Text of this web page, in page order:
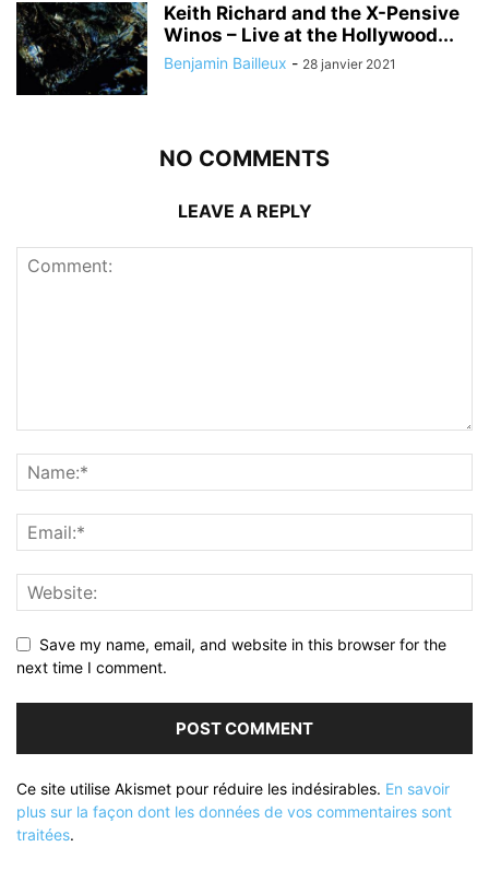
Keith Richard and the X-Pensive
Winos – Live at the Hollywood...
Benjamin Bailleux - 28 janvier 2021
NO COMMENTS
LEAVE A REPLY
Save my name, email, and website in this browser for the
next time I comment.
Ce site utilise Akismet pour réduire les indésirables. En savoir
plus sur la façon dont les données de vos commentaires sont
traitées.